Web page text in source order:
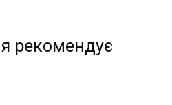
рекомендує